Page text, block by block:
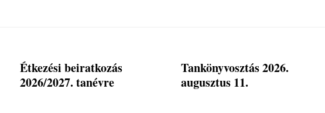
Étkezési beiratkozás
2026/2027. tanévre
Tankönyvosztás 2026.
augusztus 11.